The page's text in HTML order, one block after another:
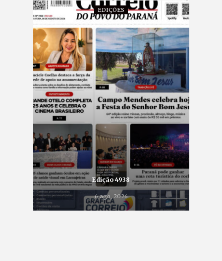
EDIÇÕES
Edição 4938
6 ago, 2026